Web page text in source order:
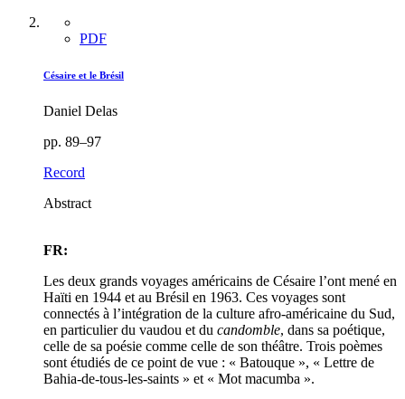
PDF
Césaire et le Brésil
Daniel Delas
pp. 89–97
Record
Abstract
FR:
Les deux grands voyages américains de Césaire l’ont mené en
Haïti en 1944 et au Brésil en 1963. Ces voyages sont
connectés à l’intégration de la culture afro-américaine du Sud,
en particulier du vaudou et du candomble, dans sa poétique,
celle de sa poésie comme celle de son théâtre. Trois poèmes
sont étudiés de ce point de vue : « Batouque », « Lettre de
Bahia-de-tous-les-saints » et « Mot macumba ».